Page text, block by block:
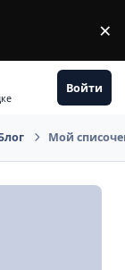
×
Войти
Мой